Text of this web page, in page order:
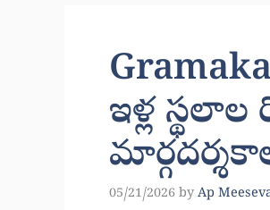
ఇళ్ల స్థలాల
05/21/2026 by Ap